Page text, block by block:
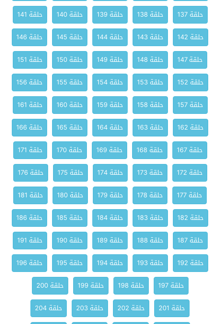
حلقة 137 حلقة 138 حلقة 139 حلقة 140
حلقة 141
حلقة 142
حلقة 143 حلقة 144 حلقة 145
حلقة 146
حلقة 147
حلقة 148 حلقة 149 حلقة 150
حلقة 151
حلقة 152
حلقة 153 حلقة 154 حلقة 155
حلقة 156
حلقة 157
حلقة 158 حلقة 159 حلقة 160
حلقة 161
حلقة 162
حلقة 163 حلقة 164 حلقة 165
حلقة 166
حلقة 167
حلقة 168 حلقة 169 حلقة 170
حلقة 171
حلقة 172
حلقة 173 حلقة 174 حلقة 175
حلقة 176
حلقة 177
حلقة 178 حلقة 179 حلقة 180
حلقة 181
حلقة 182
حلقة 183 حلقة 184 حلقة 185
حلقة 186
حلقة 187
حلقة 188 حلقة 189 حلقة 190
حلقة 191
حلقة 192
حلقة 193 حلقة 194 حلقة 195
حلقة 196
حلقة 197
حلقة 198 حلقة 199
حلقة 200
حلقة 201
حلقة 202 حلقة 203
حلقة 204